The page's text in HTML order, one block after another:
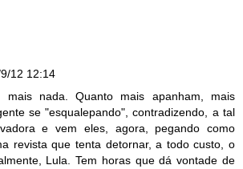
12 12:14
mais nada. Quanto mais apanham, mais
se "esqualepando", contradizendo, a tal
e vem eles, agora, pegando como
revista que tenta detornar, a todo custo, o
Lula. Tem horas que dá vontade de